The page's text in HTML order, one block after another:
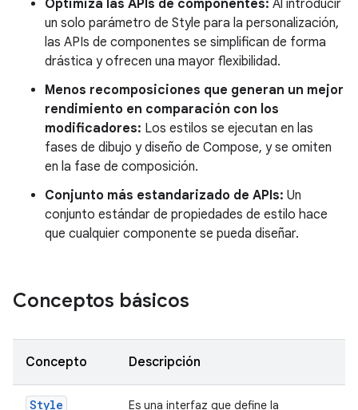
Optimiza las APIs de componentes: Al introducir
un solo parámetro de Style para la personalización,
las APIs de componentes se simplifican de forma
drástica y ofrecen una mayor flexibilidad.
Menos recomposiciones que generan un mejor
rendimiento en comparación con los
modificadores: Los estilos se ejecutan en las
fases de dibujo y diseño de Compose, y se omiten
en la fase de composición.
Conjunto más estandarizado de APIs: Un
conjunto estándar de propiedades de estilo hace
que cualquier componente se pueda diseñar.
Conceptos básicos
Concepto Descripción
Style Es una interfaz que define la